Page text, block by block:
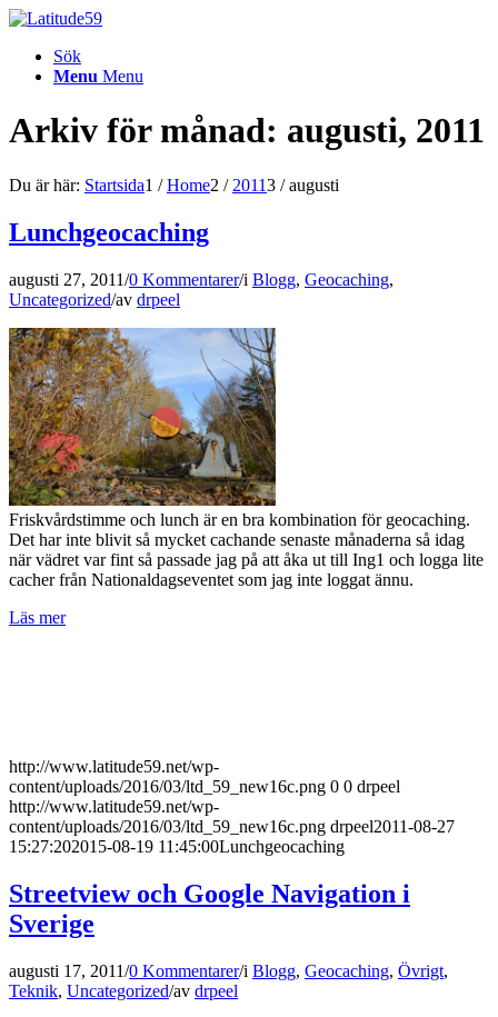
Sök
Menu Menu
Arkiv för månad: augusti, 2011
Du är här: Startsida1 / Home2 / 20113 / augusti
Lunchgeocaching
augusti 27, 2011/0 Kommentarer/i Blogg, Geocaching,
Uncategorized/av drpeel
Friskvårdstimme och lunch är en bra kombination för geocaching.
Det har inte blivit så mycket cachande senaste månaderna så idag
när vädret var fint så passade jag på att åka ut till Ing1 och logga lite
cacher från Nationaldagseventet som jag inte loggat ännu.
Läs mer
http://www.latitude59.net/wp-
content/uploads/2016/03/ltd_59_new16c.png 0 0 drpeel
http://www.latitude59.net/wp-
content/uploads/2016/03/ltd_59_new16c.png drpeel2011-08-27
15:27:202015-08-19 11:45:00Lunchgeocaching
Streetview och Google Navigation i
Sverige
augusti 17, 2011/0 Kommentarer/i Blogg, Geocaching, Övrigt,
Teknik, Uncategorized/av drpeel